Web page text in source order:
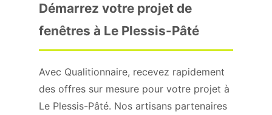
Démarrez votre projet de
fenêtres à Le Plessis-Pâté
Avec Qualitionnaire, recevez rapidement
des offres sur mesure pour votre projet à
Le Plessis-Pâté. Nos artisans partenaires